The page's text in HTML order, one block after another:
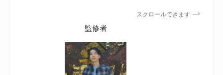
スクロールできます
監修者